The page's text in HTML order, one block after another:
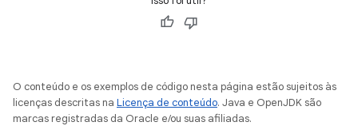
O conteúdo e os exemplos de código nesta página estão sujeitos às
licenças descritas na Licença de conteúdo. Java e OpenJDK são
marcas registradas da Oracle e/ou suas afiliadas.